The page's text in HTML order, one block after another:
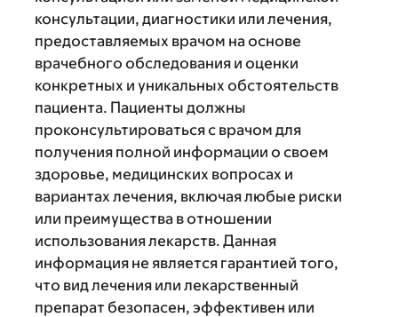
консультации, диагностики или лечения,
предоставляемых врачом на основе
врачебного обследования и оценки
конкретных и уникальных обстоятельств
пациента. Пациенты должны
проконсультироваться с врачом для
получения полной информации о своем
здоровье, медицинских вопросах и
вариантах лечения, включая любые риски
или преимущества в отношении
использования лекарств. Данная
информация не является гарантией того,
что вид лечения или лекарственный
препарат безопасен, эффективен или